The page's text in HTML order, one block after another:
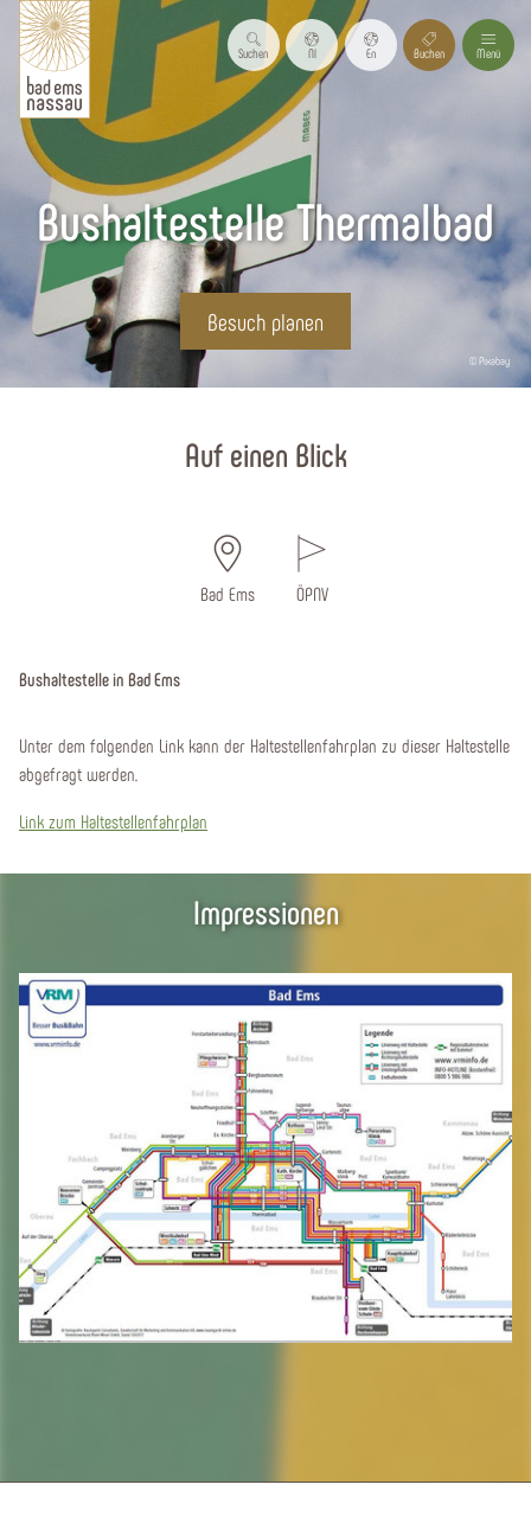
Suchen Nl En Buchen Menü
© Pixabay
Bushaltestelle Thermalbad
Besuch planen
Auf einen Blick
Bad Ems ÖPNV
Bushaltestelle in Bad Ems
Unter dem folgenden Link kann der Haltestellenfahrplan zu dieser Haltestelle
abgefragt werden.
Link zum Haltestellenfahrplan
Impressionen